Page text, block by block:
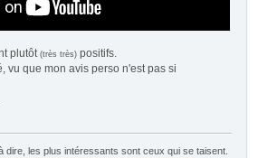
plutôt (très très) positifs.
vu que mon avis perso n'est pas si
dire, les plus intéressants sont ceux qui se taisent.